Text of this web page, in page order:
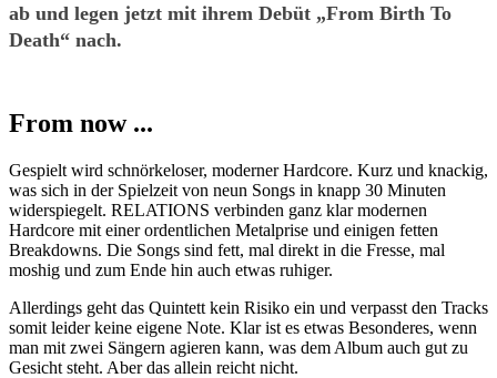
ab und legen jetzt mit ihrem Debüt „From Birth To
Death“ nach.
From now ...
Gespielt wird schnörkeloser, moderner Hardcore. Kurz und knackig,
was sich in der Spielzeit von neun Songs in knapp 30 Minuten
widerspiegelt. RELATIONS verbinden ganz klar modernen
Hardcore mit einer ordentlichen Metalprise und einigen fetten
Breakdowns. Die Songs sind fett, mal direkt in die Fresse, mal
moshig und zum Ende hin auch etwas ruhiger.
Allerdings geht das Quintett kein Risiko ein und verpasst den Tracks
somit leider keine eigene Note. Klar ist es etwas Besonderes, wenn
man mit zwei Sängern agieren kann, was dem Album auch gut zu
Gesicht steht. Aber das allein reicht nicht.